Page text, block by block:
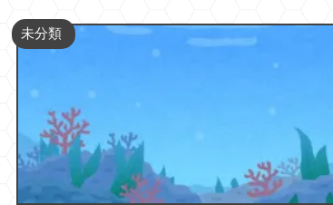
未分類